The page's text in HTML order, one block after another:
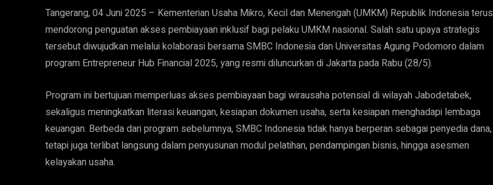
Tangerang, 04 Juni 2025 – Kementerian Usaha Mikro, Kecil dan Menengah (UMKM) Republik Indonesia terus
mendorong penguatan akses pembiayaan inklusif bagi pelaku UMKM nasional. Salah satu upaya strategis
tersebut diwujudkan melalui kolaborasi bersama SMBC Indonesia dan Universitas Agung Podomoro dalam
program Entrepreneur Hub Financial 2025, yang resmi diluncurkan di Jakarta pada Rabu (28/5).
Program ini bertujuan memperluas akses pembiayaan bagi wirausaha potensial di wilayah Jabodetabek,
sekaligus meningkatkan literasi keuangan, kesiapan dokumen usaha, serta kesiapan menghadapi lembaga
keuangan. Berbeda dari program sebelumnya, SMBC Indonesia tidak hanya berperan sebagai penyedia dana,
tetapi juga terlibat langsung dalam penyusunan modul pelatihan, pendampingan bisnis, hingga asesmen
kelayakan usaha.